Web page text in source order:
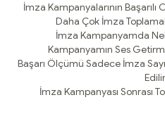
İmza Kampanyalarının Başarılı
Daha Çok İmza
İmza Kampanyamda
Kampanyamın Ses
Başarı Ölçümü Sadece İmza
İmza Kampanyası Sonrası